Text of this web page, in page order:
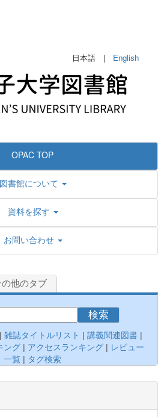
日本語 | English
OPAC TOP
図書館について
資料を探す
お問い合わせ
の他のタブ
検索
| 雑誌タイトルリスト | 講義関連図書 |
ング | アクセスランキング | レビュー
一覧 | タグ検索